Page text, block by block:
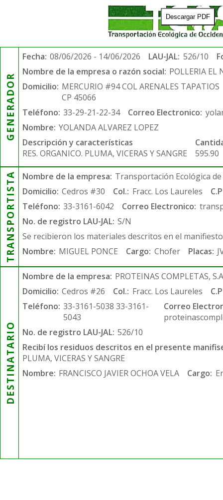
Descargar PDF
GENERADOR
Fecha: 08/06/2026 - 14/06/2026 LAU-JAL: 526/10
Nombre de la empresa o razón social: POLLERIA EL
Domicilio: MERCURIO #94 COL ARENALES TAPATIOS
CP 45066
Teléfono: 33-29-21-22-34 Correo Electronico:
Nombre: YOLANDA ALVAREZ LOPEZ
Descripción y características
RES. ORGANICO. PLUMA, VICERAS Y SANGRE
595.90
TRANSPORTISTA Nombre de la empresa: Transportación Ecológica de
Domicilio: Cedros #30 Col.: Fracc. Los Laureles
Teléfono: 33-3161-6042 Correo Electronico:
No. de registro LAU-JAL: S/N
Se recibieron los materiales descritos en el
Nombre: MIGUEL PONCE Cargo: Chofer Placas:
DESTINATARIO
Nombre de la empresa: PROTEINAS COMPLETAS,
Domicilio: Cedros #26 Col.: Fracc. Los Laureles
Teléfono: 33-3161-5038 33-3161-
5043
Correo
No. de registro LAU-JAL: 526/10
Recibí los residuos descritos en el presente
PLUMA, VICERAS Y SANGRE
Nombre: FRANCISCO JAVIER OCHOA VELA Cargo: